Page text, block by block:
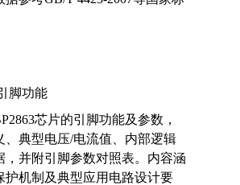
脚功能
芯片的引脚功能及参数，
、典型电压/电流值、内部逻辑
，并附引脚参数对照表。内容涵
护机制及典型应用电路设计要